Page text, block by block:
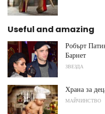
Useful and amazing
Робърт
Барнет
ЗВЕЗДА
Храна за
МАЙЧИНСТВО